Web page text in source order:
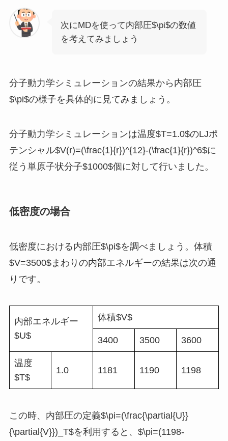
次にMDを使って内部圧$\pi$の数値
を考えてみましょう
分子動力学シミュレーションの結果から内部圧
$\pi$の様子を具体的に見てみましょう。
分子動力学シミュレーションは温度$T=1.0$のLJポ
テンシャル$V(r)=(\frac{1}{r})^{12}-(\frac{1}{r})^6$に
従う単原子状分子$1000$個に対して行いました。
低密度の場合
低密度における内部圧$\pi$を調べましょう。体積
$V=3500$まわりの内部エネルギーの結果は次の通
りです。
内部エネルギー
$U$
体積$V$
3400 3500 3600
温度
$T$
1.0 1181 1190 1198
この時、内部圧の定義$\pi=(\frac{\partial{U}}
{\partial{V}})_T$を利用すると、$\pi=(1198-